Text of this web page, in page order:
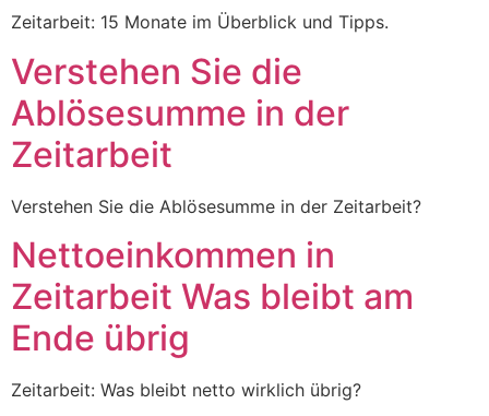
Zeitarbeit: 15 Monate im Überblick und Tipps.
Verstehen Sie die
Ablösesumme in der
Zeitarbeit
Verstehen Sie die Ablösesumme in der Zeitarbeit?
Nettoeinkommen in
Zeitarbeit Was bleibt am
Ende übrig
Zeitarbeit: Was bleibt netto wirklich übrig?